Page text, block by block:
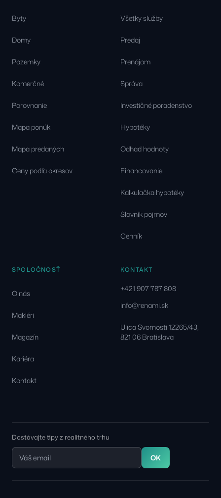
Byty
Domy
Pozemky
Komerčné
Porovnanie
Mapa ponúk
Mapa predaných
Ceny podľa okresov
Všetky služby
Predaj
Prenájom
Správa
Investičné poradenstvo
Hypotéky
Odhad hodnoty
Financovanie
Kalkulačka hypotéky
Slovník pojmov
Cenník
SPOLOČNOSŤ
O nás
Makléri
Magazín
Kariéra
Kontakt
KONTAKT
+421 907 787 808
info@renami.sk
Ulica Svornosti 12265/43,
821 06 Bratislava
Dostávajte tipy z realitného trhu
OK